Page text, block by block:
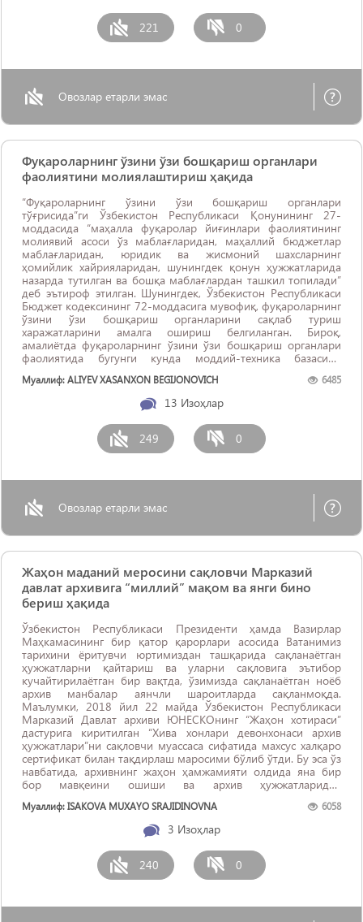
221 0
Овозлар етарли эмас
Фуқароларнинг ўзини ўзи бошқариш органлари
фаолиятини молиялаштириш ҳақида
“Фуқароларнинг ўзини ўзи бошқариш органлари
тўғрисида”ги Ўзбекистон Республикаси Қонунининг 27-
моддасида “маҳалла фуқаролар йиғинлари фаолиятининг
молиявий асоси ўз маблағларидан, маҳаллий бюджетлар
маблағларидан, юридик ва жисмоний шахсларнинг
ҳомийлик хайрияларидан, шунингдек қонун ҳужжатларида
назарда тутилган ва бошқа маблағлардан ташкил топилади”
деб эътироф этилган. Шунингдек, Ўзбекистон Республикаси
Бюджет кодексининг 72-моддасига мувофиқ, фуқароларнинг
ўзини ўзи бошқариш органларини сақлаб туриш
харажатларини амалга ошириш белгиланган. Бироқ,
амалиётда фуқароларнинг ўзини ўзи бошқариш органлари
фаолиятида бугунги кунда моддий-техника базасини
ҳанузгача ўз ечимини топмаган бир қатор муаммолар
мавжудлиги ва кундалик ишда ишлатиладиган ёзув қоғози,
Муаллиф: ALIYEV XASANXON BEGIJONOVICH 6485
13 Изоҳлар
249 0
Овозлар етарли эмас
Жаҳон маданий меросини сақловчи Марказий
давлат архивига “миллий” мақом ва янги бино
бериш ҳақида
Ўзбекистон Республикаси Президенти ҳамда Вазирлар
Маҳкамасининг бир қатор қарорлари асосида Ватанимиз
тарихини ёритувчи юртимиздан ташқарида сақланаётган
ҳужжатларни қайтариш ва уларни сақловига эътибор
кучайтирилаётган бир вақтда, ўзимизда сақланаётган ноёб
архив манбалар аянчли шароитларда сақланмоқда.
Маълумки, 2018 йил 22 майда Ўзбекистон Республикаси
Марказий Давлат архиви ЮНЕСКОнинг “Жаҳон хотираси”
дастурига киритилган “Хива хонлари девонхонаси архив
ҳужжатлари”ни сақловчи муассаса сифатида махсус халқаро
сертификат билан тақдирлаш маросими бўлиб ўтди. Бу эса ўз
навбатида, архивнинг жаҳон ҳамжамияти олдида яна бир
бор мавқеини ошиши ва архив ҳужжатларидан
туртки бўлади. Навбатдаги вазифа архивга ...
Муаллиф: ISAKOVA MUXAYO SRAJIDINOVNA 6058
3 Изоҳлар
240 0